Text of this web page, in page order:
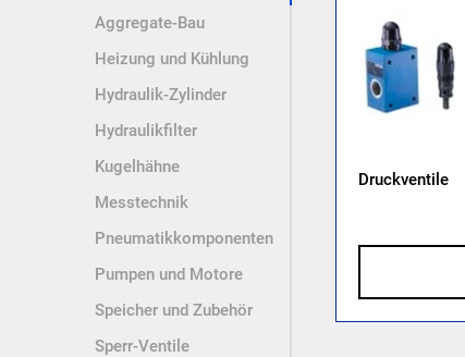
Aggregate-Bau
Heizung und Kühlung
Hydraulik-Zylinder
Hydraulikfilter
Kugelhähne
Messtechnik
Pneumatikkomponenten
Pumpen und Motore
Speicher und Zubehör
Sperr-Ventile
Druckventile